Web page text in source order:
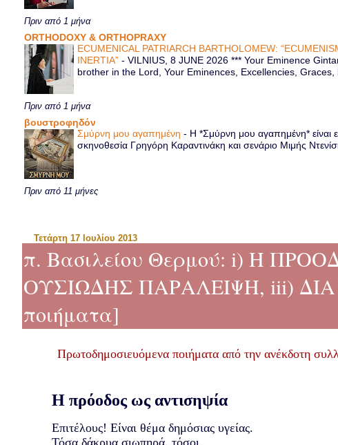
Πριν από 1 μήνα
ORTHODOXY & ORTHOPRAXY
ECUMENICAL PATRIARCH BARTHOLOMEW:
INERTIA”-VILNIUS, 8 JUNE 2026 *** Your Eminence
brother in the Lord, Your Eminences, Excellencies, Graces,
Πριν από 1 μήνα
βουστροφηδόν
Σμύρνη μου αγαπημένη- Η *Σμύρνη μου αγαπημένη* είναι
σκηνοθεσία Γρηγόρη Καραντινάκη και σενάριο Μιμής
Πριν από 11 μήνες
Τετάρτη 17 Ιουλίου 2013
π. Βασιλείου Θερμού: i) Η
ΟΥΣΙΩΔΗΣ ΠΑΡΑΛΕΙΨΗ, iii)
ποιήματα]
Πρωτοδημοσιευόμενα ποιήματα από την ανέκδοτη
Η πρόοδος ως αντισηψία
Επιτέλους! Είναι θέμα δημόσιας υγείας.
Τόσα δάκρυα σιωπηρά, τόσοι